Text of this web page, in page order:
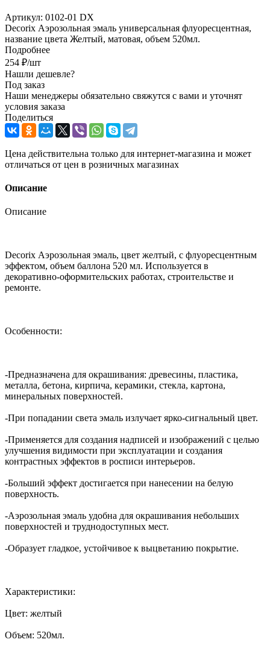
Артикул: 0102-01 DX
Decorix Аэрозольная эмаль универсальная флуоресцентная,
название цвета Желтый, матовая, объем 520мл.
Подробнее
254 ₽/шт
Нашли дешевле?
Под заказ
Наши менеджеры обязательно свяжутся с вами и уточнят
условия заказа
Поделиться
Цена действительна только для интернет-магазина и может
отличаться от цен в розничных магазинах
Описание
Описание
Decorix Аэрозольная эмаль, цвет желтый, с флуоресцентным
эффектом, объем баллона 520 мл. Используется в
декоративно-оформительских работах, строительстве и
ремонте.
Особенности:
-Предназначена для окрашивания: древесины, пластика,
металла, бетона, кирпича, керамики, стекла, картона,
минеральных поверхностей.
-При попадании света эмаль излучает ярко-сигнальный цвет.
-Применяется для создания надписей и изображений с целью
улучшения видимости при эксплуатации и создания
контрастных эффектов в росписи интерьеров.
-Больший эффект достигается при нанесении на белую
поверхность.
-Аэрозольная эмаль удобна для окрашивания небольших
поверхностей и труднодоступных мест.
-Образует гладкое, устойчивое к выцветанию покрытие.
Характеристики:
Цвет: желтый
Объем: 520мл.